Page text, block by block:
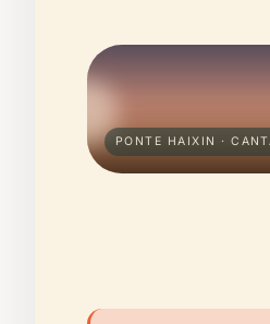
PONTE HAIXIN ·